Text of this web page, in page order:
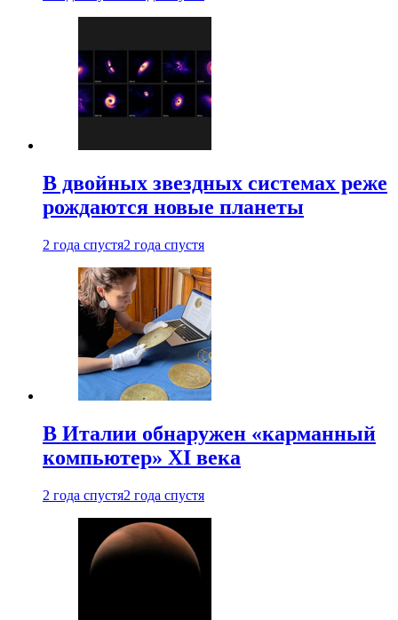
В двойных звездных системах реже
рождаются новые планеты
2 года спустя2 года спустя
В Италии обнаружен «карманный
компьютер» XI века
2 года спустя2 года спустя